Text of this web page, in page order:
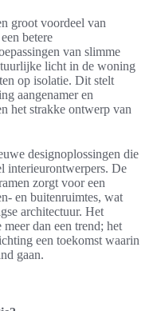
groot voordeel van
betere
van slimme
licht in de woning
op isolatie. Dit stelt
aangenamer en
het strakke ontwerp van
designoplossingen die
interieurontwerpers. De
zorgt voor een
en buitenruimtes, wat
architectuur. Het
dan een trend; het
een toekomst waarin
gaan.